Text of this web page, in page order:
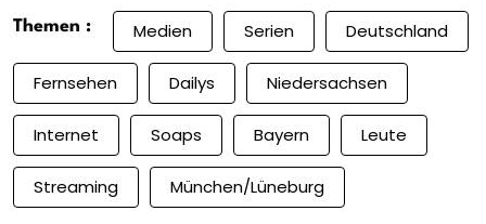
Themen : Medien Serien Deutschland
Fernsehen Dailys Niedersachsen
Internet Soaps Bayern Leute
Streaming München/Lüneburg